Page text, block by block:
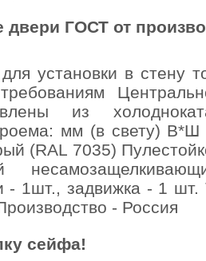
ГОСТ от
установки в стену
требованиям
из
мм (в свету)
(RAL 7035)
- 1шт., задвижка - 1
- Россия
сейфа!